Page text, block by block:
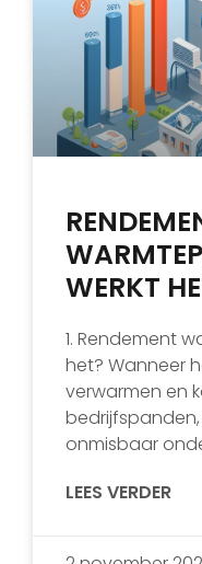
WERKT
1. Rendement
het? Wanneer
verwarmen en
onmisbaar
LEES VERDER